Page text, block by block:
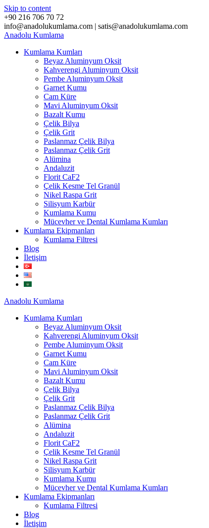
Skip to content
+90 216 706 70 72
info@anadolukumlama.com | satis@anadolukumlama.com
Anadolu Kumlama
Kumlama Kumları
Beyaz Aluminyum Oksit
Kahverengi Aluminyum Oksit
Pembe Aluminyum Oksit
Garnet Kumu
Cam Küre
Mavi Aluminyum Oksit
Bazalt Kumu
Çelik Bilya
Çelik Grit
Paslanmaz Çelik Bilya
Paslanmaz Çelik Grit
Alümina
Andaluzit
Florit CaF2
Çelik Kesme Tel Granül
Nikel Raspa Grit
Silisyum Karbür
Kumlama Kumu
Mücevher ve Dental Kumlama Kumları
Kumlama Ekipmanları
Kumlama Filtresi
Blog
İletişim
Anadolu Kumlama
Kumlama Kumları
Beyaz Aluminyum Oksit
Kahverengi Aluminyum Oksit
Pembe Aluminyum Oksit
Garnet Kumu
Cam Küre
Mavi Aluminyum Oksit
Bazalt Kumu
Çelik Bilya
Çelik Grit
Paslanmaz Çelik Bilya
Paslanmaz Çelik Grit
Alümina
Andaluzit
Florit CaF2
Çelik Kesme Tel Granül
Nikel Raspa Grit
Silisyum Karbür
Kumlama Kumu
Mücevher ve Dental Kumlama Kumları
Kumlama Ekipmanları
Kumlama Filtresi
Blog
İletişim